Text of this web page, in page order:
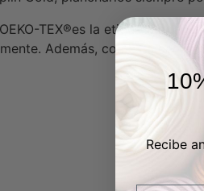
TEX®es la etiqueta
Además, con esta
Recibe